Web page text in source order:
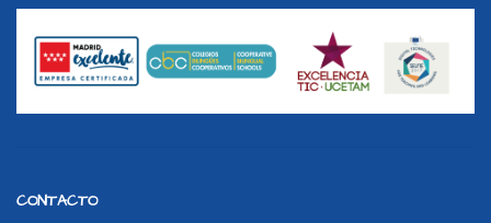
CONTACTO